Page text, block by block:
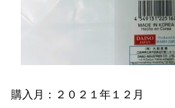
購入月：２０２１年１２月